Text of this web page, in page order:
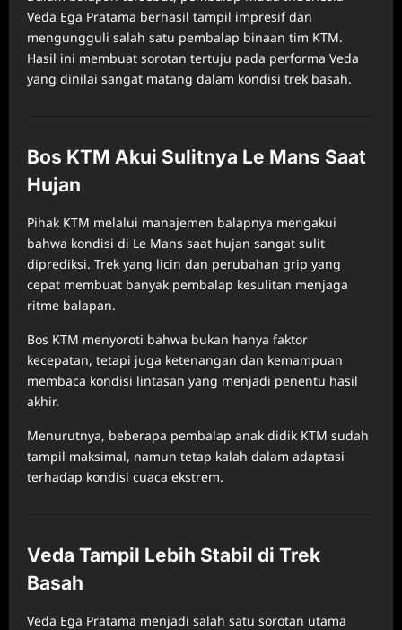
Veda Ega Pratama berhasil tampil impresif dan
mengungguli salah satu pembalap binaan tim KTM.
Hasil ini membuat sorotan tertuju pada performa Veda
yang dinilai sangat matang dalam kondisi trek basah.
Bos KTM Akui Sulitnya Le Mans Saat
Hujan
Pihak KTM melalui manajemen balapnya mengakui
bahwa kondisi di Le Mans saat hujan sangat sulit
diprediksi. Trek yang licin dan perubahan grip yang
cepat membuat banyak pembalap kesulitan menjaga
ritme balapan.
Bos KTM menyoroti bahwa bukan hanya faktor
kecepatan, tetapi juga ketenangan dan kemampuan
membaca kondisi lintasan yang menjadi penentu hasil
akhir.
Menurutnya, beberapa pembalap anak didik KTM sudah
tampil maksimal, namun tetap kalah dalam adaptasi
terhadap kondisi cuaca ekstrem.
Veda Tampil Lebih Stabil di Trek
Basah
Veda Ega Pratama menjadi salah satu sorotan utama